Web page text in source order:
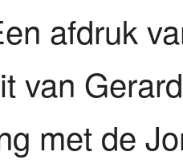
afdruk
van
met de